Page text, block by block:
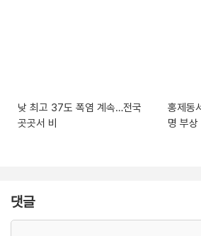
낮 최고 37도 폭염 계속…전국
곳곳서 비
홍제동
명 부상
댓글